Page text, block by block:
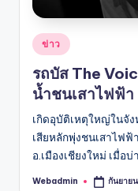
Posted
in
ข่าว
รถบัส The
น้ำชนเสาไฟฟ้า
เกิดอุบัติเหตุใหญ่ในจัง
เสียหลักพุ่งชนเสาไฟ
อ.เมืองเชียงใหม่ เมื่อ
Posted
Webadmin กันยาย